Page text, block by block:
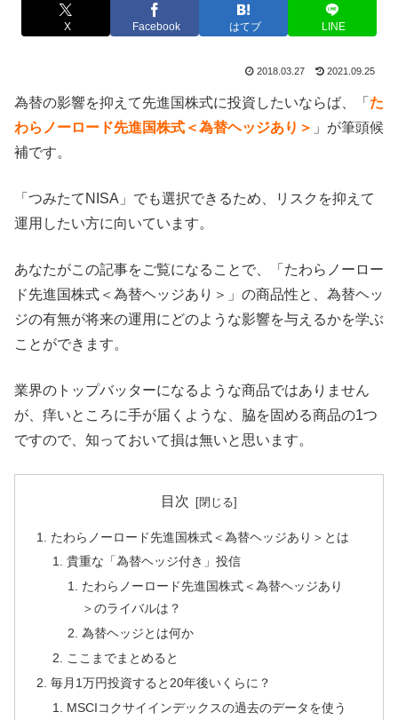
X Facebook はてブ LINE
2018.03.27 2021.09.25
為替の影響を抑えて先進国株式に投資したいならば、「 た
わらノーロード先進国株式＜為替ヘッジあり＞ 」が筆頭候
補です。
「つみたてNISA」でも選択できるため、リスクを抑えて
運用したい方に向いています。
あなたがこの記事をご覧になることで、「たわらノーロー
ド先進国株式＜為替ヘッジあり＞」の商品性と、為替ヘッ
ジの有無が将来の運用にどのような影響を与えるかを学ぶ
ことができます。
業界のトップバッターになるような商品ではありません
が、痒いところに手が届くような、脇を固める商品の1つ
ですので、知っておいて損は無いと思います。
目次
たわらノーロード先進国株式＜為替ヘッジあり＞とは
貴重な「為替ヘッジ付き」投信
たわらノーロード先進国株式＜為替ヘッジあり
＞のライバルは？
為替ヘッジとは何か
ここまでまとめると
毎月1万円投資すると20年後いくらに？
MSCIコクサイインデックスの過去のデータを使う